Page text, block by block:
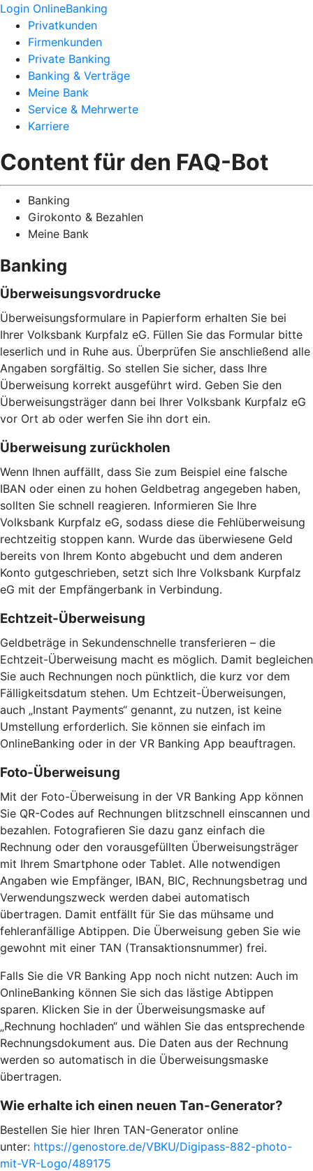
Login OnlineBanking
Privatkunden
Firmenkunden
Private Banking
Banking & Verträge
Meine Bank
Service & Mehrwerte
Karriere
Content für den FAQ-Bot
Banking
Girokonto & Bezahlen
Meine Bank
Banking
Überweisungsvordrucke
Überweisungsformulare in Papierform erhalten Sie bei
Ihrer Volksbank Kurpfalz eG. Füllen Sie das Formular bitte
leserlich und in Ruhe aus. Überprüfen Sie anschließend alle
Angaben sorgfältig. So stellen Sie sicher, dass Ihre
Überweisung korrekt ausgeführt wird. Geben Sie den
Überweisungsträger dann bei Ihrer Volksbank Kurpfalz eG
vor Ort ab oder werfen Sie ihn dort ein.
Überweisung zurückholen
Wenn Ihnen auffällt, dass Sie zum Beispiel eine falsche
IBAN oder einen zu hohen Geldbetrag angegeben haben,
sollten Sie schnell reagieren. Informieren Sie Ihre
Volksbank Kurpfalz eG, sodass diese die Fehlüberweisung
rechtzeitig stoppen kann. Wurde das überwiesene Geld
bereits von Ihrem Konto abgebucht und dem anderen
Konto gutgeschrieben, setzt sich Ihre Volksbank Kurpfalz
eG mit der Empfängerbank in Verbindung.
Echtzeit-Überweisung
Geldbeträge in Sekundenschnelle transferieren – die
Echtzeit-Überweisung macht es möglich. Damit begleichen
Sie auch Rechnungen noch pünktlich, die kurz vor dem
Fälligkeitsdatum stehen. Um Echtzeit-Überweisungen,
auch „Instant Payments“ genannt, zu nutzen, ist keine
Umstellung erforderlich. Sie können sie einfach im
OnlineBanking oder in der VR Banking App beauftragen.
Foto-Überweisung
Mit der Foto-Überweisung in der VR Banking App können
Sie QR-Codes auf Rechnungen blitzschnell einscannen und
bezahlen. Fotografieren Sie dazu ganz einfach die
Rechnung oder den vorausgefüllten Überweisungsträger
mit Ihrem Smartphone oder Tablet. Alle notwendigen
Angaben wie Empfänger, IBAN, BIC, Rechnungsbetrag und
Verwendungszweck werden dabei automatisch
übertragen. Damit entfällt für Sie das mühsame und
fehleranfällige Abtippen. Die Überweisung geben Sie wie
gewohnt mit einer TAN (Transaktionsnummer) frei.
Falls Sie die VR Banking App noch nicht nutzen: Auch im
OnlineBanking können Sie sich das lästige Abtippen
sparen. Klicken Sie in der Überweisungsmaske auf
„Rechnung hochladen“ und wählen Sie das entsprechende
Rechnungsdokument aus. Die Daten aus der Rechnung
werden so automatisch in die Überweisungsmaske
übertragen.
Wie erhalte ich einen neuen Tan-Generator?
Bestellen Sie hier Ihren TAN-Generator online
unter: https://genostore.de/VBKU/Digipass-882-photo-
mit-VR-Logo/489175